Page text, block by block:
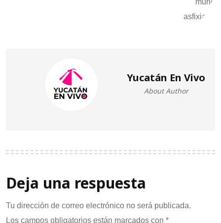
Yucatán En Vivo
About Author
Deja una respuesta
Tu dirección de correo electrónico no será publicada.
Los campos obligatorios están marcados con *